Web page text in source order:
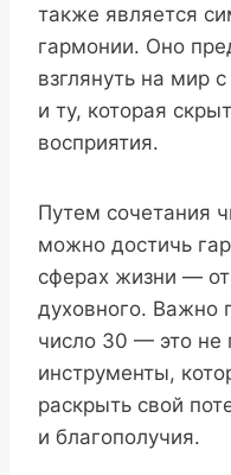
также является
гармонии. Оно
взглянуть на мир
и ту, которая
восприятия.
Путем сочетания
можно достичь
сферах жизни —
духовного. Важно
число 30 — это не
инструменты,
раскрыть свой
и благополучия.